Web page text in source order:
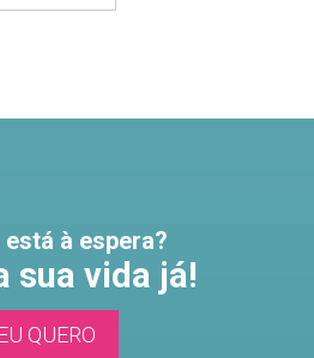
está à espera?
sua vida já!
EU QUERO